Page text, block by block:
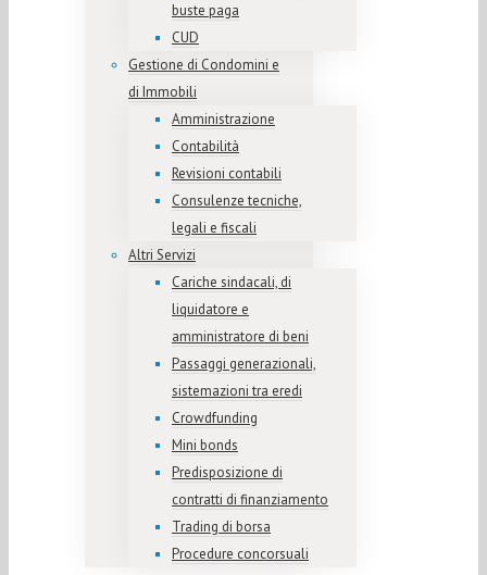
buste paga
CUD
Gestione di Condomini e
di Immobili
Amministrazione
Contabilità
Revisioni contabili
Consulenze tecniche,
legali e fiscali
Altri Servizi
Cariche sindacali, di
liquidatore e
amministratore di beni
Passaggi generazionali,
sistemazioni tra eredi
Crowdfunding
Mini bonds
Predisposizione di
contratti di finanziamento
Trading di borsa
Procedure concorsuali